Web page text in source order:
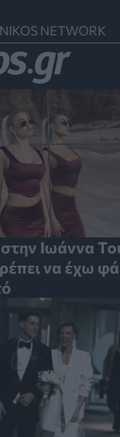
NETWORK
Ιωάννα
να έχω